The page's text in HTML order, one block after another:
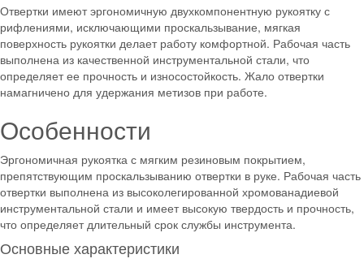
Отвертки имеют эргономичную двухкомпонентную рукоятку с
рифлениями, исключающими проскальзывание, мягкая
поверхность рукоятки делает работу комфортной. Рабочая часть
выполнена из качественной инструментальной стали, что
определяет ее прочность и износостойкость. Жало отвертки
намагничено для удержания метизов при работе.
Особенности
Эргономичная рукоятка с мягким резиновым покрытием,
препятствующим проскальзыванию отвертки в руке. Рабочая часть
отвертки выполнена из высоколегированной хромованадиевой
инструментальной стали и имеет высокую твердость и прочность,
что определяет длительный срок службы инструмента.
Основные характеристики